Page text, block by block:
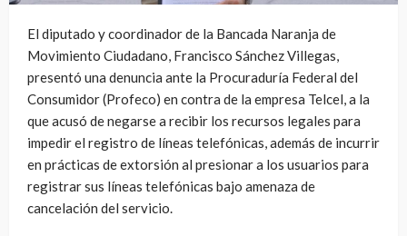
El diputado y coordinador de la Bancada Naranja de
Movimiento Ciudadano, Francisco Sánchez Villegas,
presentó una denuncia ante la Procuraduría Federal del
Consumidor (Profeco) en contra de la empresa Telcel, a la
que acusó de negarse a recibir los recursos legales para
impedir el registro de líneas telefónicas, además de incurrir
en prácticas de extorsión al presionar a los usuarios para
registrar sus líneas telefónicas bajo amenaza de
cancelación del servicio.